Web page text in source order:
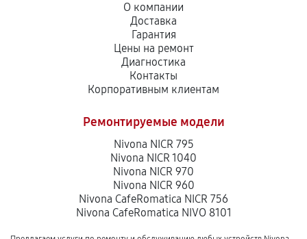
О компании
Доставка
Гарантия
Цены на ремонт
Диагностика
Контакты
Корпоративным клиентам
Ремонтируемые модели
Nivona NICR 795
Nivona NICR 1040
Nivona NICR 970
Nivona NICR 960
Nivona CafeRomatica NICR 756
Nivona CafeRomatica NIVO 8101